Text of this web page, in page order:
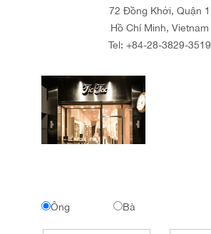
72 Đồng Khởi, Quận 1
Hồ Chí Minh, Vietnam
Tel: +84-28-3829-3519
Ông Bà